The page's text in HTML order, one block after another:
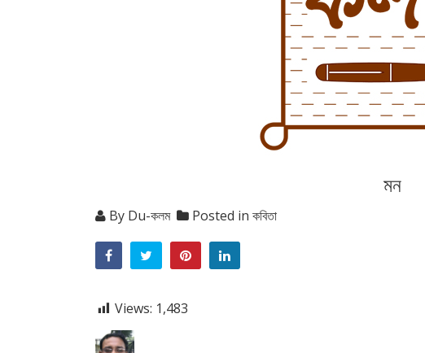
মন
By Du-কলম Posted in কবিতা
Views: 1,483